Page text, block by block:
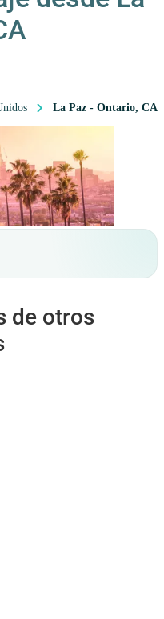
La Paz - Ontario, CA
de otros